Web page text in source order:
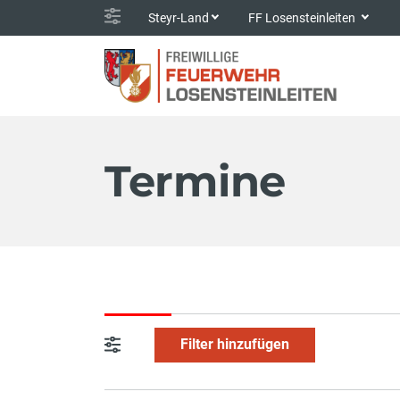
Steyr-Land FF Losensteinleiten
Termine
Filter hinzufügen